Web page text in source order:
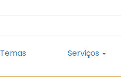
Temas Serviços